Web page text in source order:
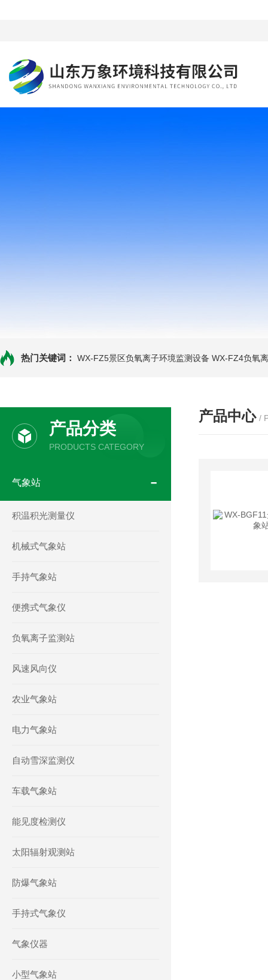
热门关键词： WX-FZ5景区负氧离子环境监测设备 WX-FZ4负氧
产品分类
PRODUCTS CATEGORY
气象站
积温积光测量仪
机械式气象站
手持气象站
便携式气象仪
负氧离子监测站
风速风向仪
农业气象站
电力气象站
自动雪深监测仪
车载气象站
能见度检测仪
太阳辐射观测站
防爆气象站
手持式气象仪
气象仪器
小型气象站
产品中心 /